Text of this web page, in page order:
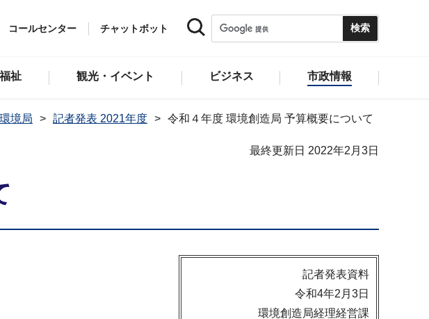
コールセンター チャットボット
祉 観光・イベント ビジネス 市政情報
境局 記者発表 2021年度 令和４年度 環境創造局 予算概要について
最終更新日 2022年2月3日
記者発表資料
令和4年2月3日
環境創造局経理経営課